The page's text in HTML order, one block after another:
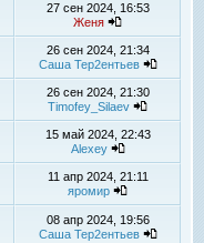
27 сен 2024, 16:53
Женя
26 сен 2024, 21:34
Саша Тер2ентьев
26 сен 2024, 21:30
Timofey_Silaev
15 май 2024, 22:43
Alexey
11 апр 2024, 21:11
яромир
08 апр 2024, 19:56
Саша Тер2ентьев